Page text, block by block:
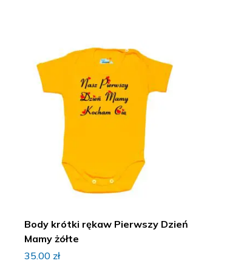
Body krótki rękaw Pierwszy Dzień
Mamy żółte
35.00 zł